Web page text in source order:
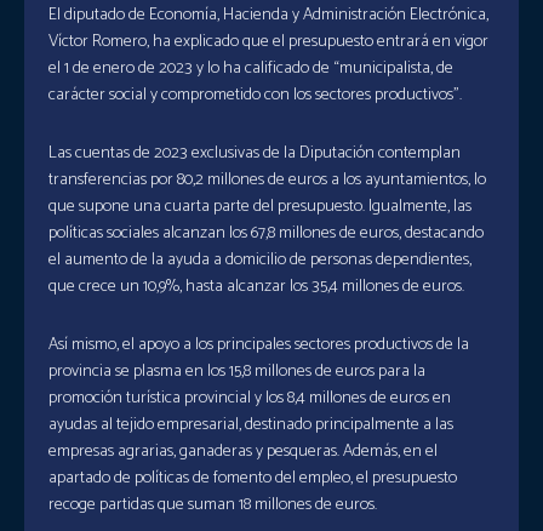
El diputado de Economía, Hacienda y Administración Electrónica,
Víctor Romero, ha explicado que el presupuesto entrará en vigor
el 1 de enero de 2023 y lo ha calificado de “municipalista, de
carácter social y comprometido con los sectores productivos”.
Las cuentas de 2023 exclusivas de la Diputación contemplan
transferencias por 80,2 millones de euros a los ayuntamientos, lo
que supone una cuarta parte del presupuesto. Igualmente, las
políticas sociales alcanzan los 67,8 millones de euros, destacando
el aumento de la ayuda a domicilio de personas dependientes,
que crece un 10,9%, hasta alcanzar los 35,4 millones de euros.
Así mismo, el apoyo a los principales sectores productivos de la
provincia se plasma en los 15,8 millones de euros para la
promoción turística provincial y los 8,4 millones de euros en
ayudas al tejido empresarial, destinado principalmente a las
empresas agrarias, ganaderas y pesqueras. Además, en el
apartado de políticas de fomento del empleo, el presupuesto
recoge partidas que suman 18 millones de euros.